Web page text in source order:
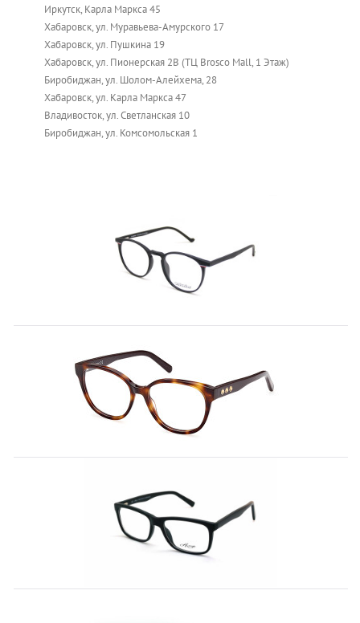
Иркутск, Карла Маркса 45
Хабаровск, ул. Муравьева-Амурского 17
Хабаровск, ул. Пушкина 19
Хабаровск, ул. Пионерская 2В (ТЦ Brosco Mall, 1 Этаж)
Биробиджан, ул. Шолом-Алейхема, 28
Хабаровск, ул. Карла Маркса 47
Владивосток, ул. Светланская 10
Биробиджан, ул. Комсомольская 1